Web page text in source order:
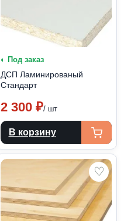
◐ Под заказ
ДСП Ламинированый
Стандарт
2 300 ₽/ шт
В корзину
♡